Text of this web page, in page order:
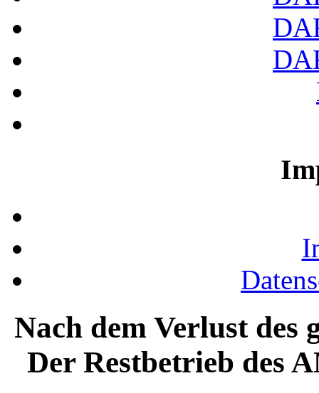
Nach dem Verlust
Der Restbetrieb des